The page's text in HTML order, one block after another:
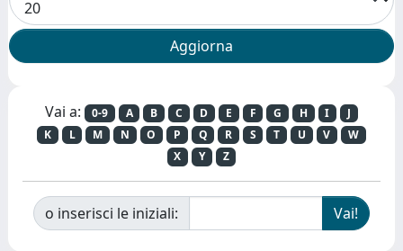
Vai a: 0-9 A B C D E F G H I
J
K
L M N O P Q R S T U V
W
X
Y Z
o inserisci le iniziali: